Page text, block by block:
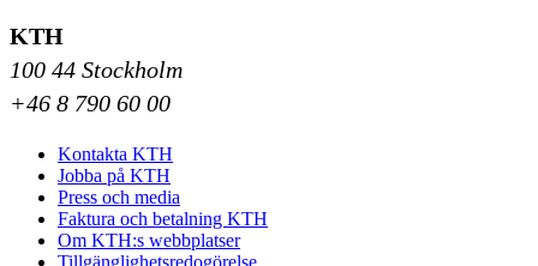
KTH
100 44 Stockholm
+46 8 790 60 00
Kontakta KTH
Jobba på KTH
Press och media
Faktura och betalning KTH
Om KTH:s webbplatser